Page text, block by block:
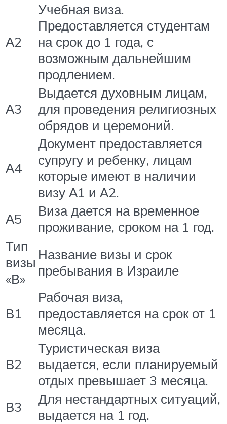
А2
Учебная виза.
Предоставляется студентам
на срок до 1 года, с
возможным дальнейшим
продлением.
А3
Выдается духовным лицам,
для проведения религиозных
обрядов и церемоний.
А4
Документ предоставляется
супругу и ребенку, лицам
которые имеют в наличии
визу А1 и А2.
А5
Виза дается на временное
проживание, сроком на 1 год.
Тип
визы
«В»
Название визы и срок
пребывания в Израиле
В1
Рабочая виза,
предоставляется на срок от 1
месяца.
В2
Туристическая виза
выдается, если планируемый
отдых превышает 3 месяца.
В3
Для нестандартных ситуаций,
выдается на 1 год.